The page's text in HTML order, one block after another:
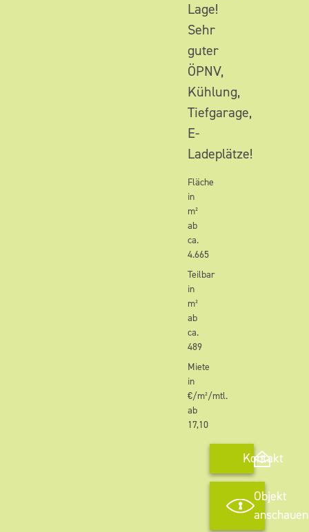
Lage!
Sehr
guter
ÖPNV,
Kühlung,
Tiefgarage,
E-
Ladeplätze!
Fläche
in
m²
ab
ca.
4.665
Teilbar
in
m²
ab
ca.
489
Miete
in
€/m²/mtl.
ab
17,10
Kontakt
Objekt
anschauen